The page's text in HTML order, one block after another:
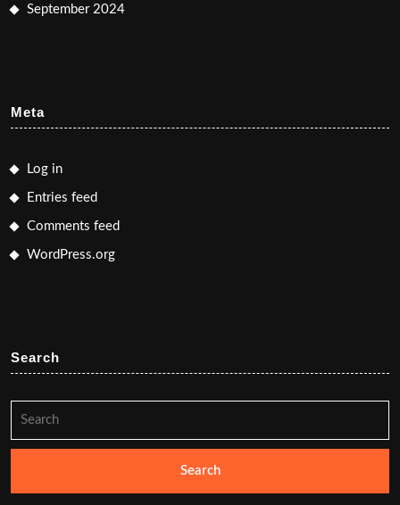
September 2024
Meta
Log in
Entries feed
Comments feed
WordPress.org
Search